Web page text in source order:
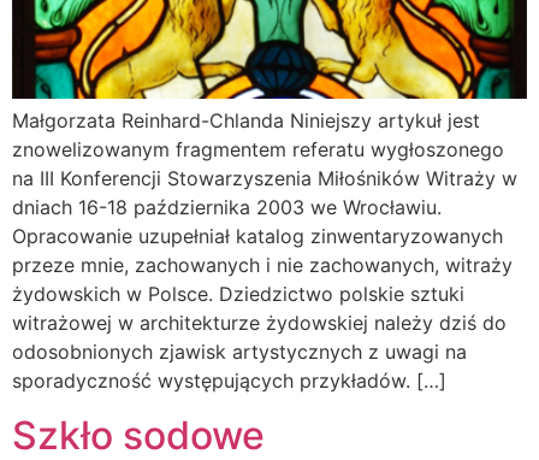
Małgorzata Reinhard-Chlanda Niniejszy artykuł jest
znowelizowanym fragmentem referatu wygłoszonego
na III Konferencji Stowarzyszenia Miłośników Witraży w
dniach 16-18 października 2003 we Wrocławiu.
Opracowanie uzupełniał katalog zinwentaryzowanych
przeze mnie, zachowanych i nie zachowanych, witraży
żydowskich w Polsce. Dziedzictwo polskie sztuki
witrażowej w architekturze żydowskiej należy dziś do
odosobnionych zjawisk artystycznych z uwagi na
sporadyczność występujących przykładów. […]
Szkło sodowe